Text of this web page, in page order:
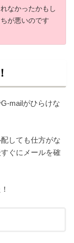
なかったかもし
が悪いのです
mailがひらけな
しても仕方がな
ぐにメールを確